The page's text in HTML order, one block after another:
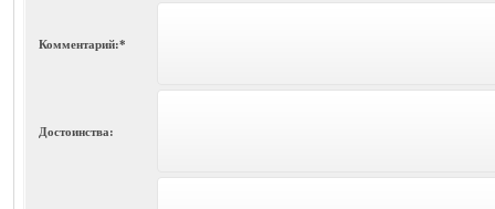
Комментарий:*
Достоинства: